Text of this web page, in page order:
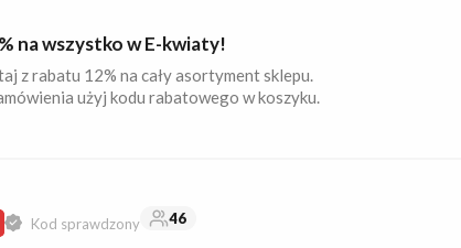
na wszystko w E-kwiaty!
z rabatu 12% na cały asortyment sklepu.
użyj kodu rabatowego w koszyku.
Kod sprawdzony 46